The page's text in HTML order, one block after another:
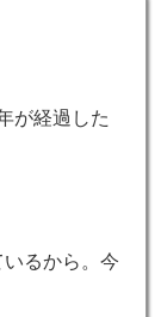
が経過した
るから。 今